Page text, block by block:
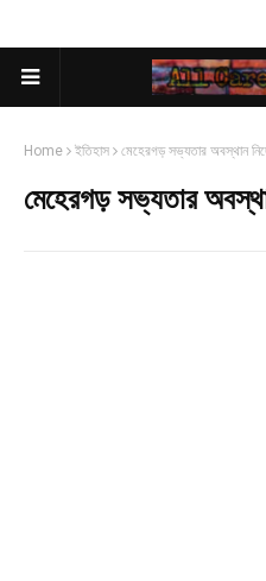
Home ইতিহাস মেহেরগড় সভ্যতার অবস্থান
মেহেরগড় সভ্যতার